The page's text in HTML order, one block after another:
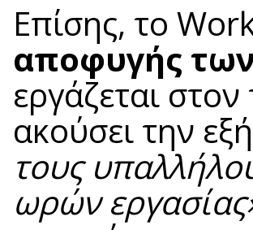
Επίσης, το
αποφυγής
εργάζεται
ακούσει την
τους
ωρών